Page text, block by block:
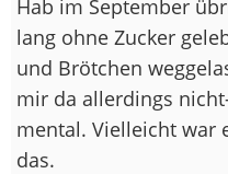
Hab im September
lang ohne Zucker
und Brötchen
mir da allerdings
mental. Vielleicht war
das.